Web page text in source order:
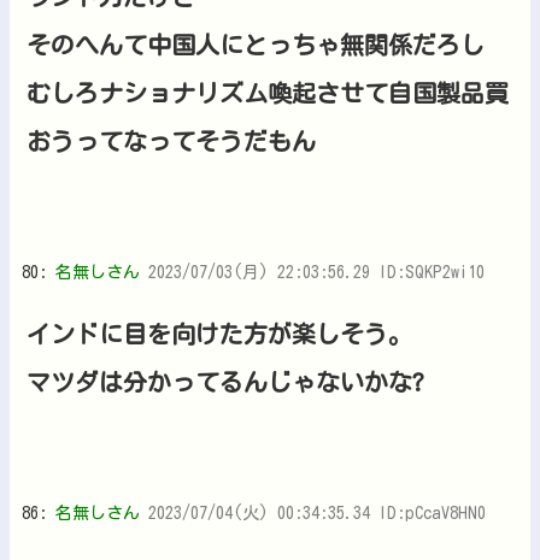
そのへんて中国人にとっちゃ無関係だろし
むしろナショナリズム喚起させて自国製品買
おうってなってそうだもん
80: 名無しさん 2023/07/03(月) 22:03:56.29 ID:SQKP2wi10
インドに目を向けた方が楽しそう。
マツダは分かってるんじゃないかな?
86: 名無しさん 2023/07/04(火) 00:34:35.34 ID:pCcaV8HN0